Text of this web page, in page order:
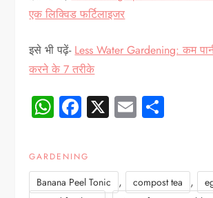
एक लिक्विड फर्टिलाइजर
इसे भी पढ़ें- Less Water Gardening: कम
करने के 7 तरीके
WhatsApp
Facebook
X Email
GARDENING
Banana Peel Tonic , compost tea ,